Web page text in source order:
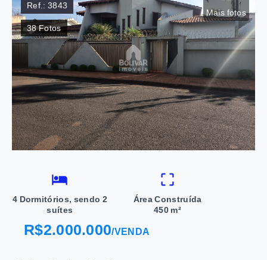
Mais fotos
Ref.:3843
38Fotos
4 Dormitórios, sendo 2
suítes
Área Construída
450 m²
R$2.000.000/VENDA